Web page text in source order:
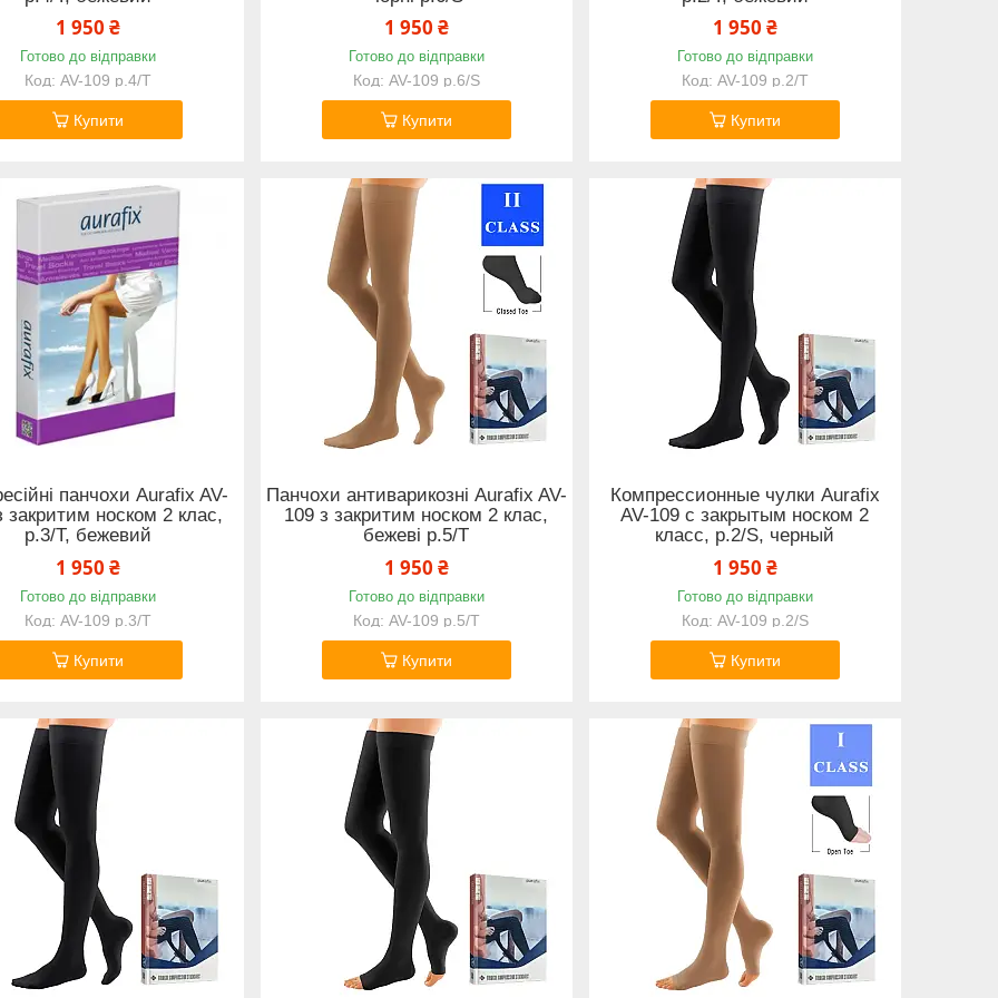
1 950 ₴
Готово до відправки
AV-109 р.4/Т
Купити
1 950 ₴
Готово до відправки
AV-109 р.6/S
Купити
1 950 ₴
Готово до відправки
AV-109 р.2/Т
Купити
панчохи Aurafix AV-
закритим носком 2 клас,
р.3/T, бежевий
1 950 ₴
Готово до відправки
AV-109 р.3/Т
Купити
Панчохи антиварикозні Aurafix AV-
109 з закритим носком 2 клас,
бежеві р.5/T
1 950 ₴
Готово до відправки
AV-109 р.5/Т
Купити
Компрессионные чулки Aurafix
AV-109 с закрытым носком 2
класс, р.2/S, черный
1 950 ₴
Готово до відправки
AV-109 р.2/S
Купити